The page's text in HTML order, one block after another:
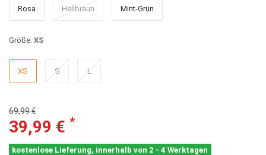
Rosa Hellbraun Mint-Grün
Größe: XS
XS S L
69,99 €
39,99 € *
kostenlose Lieferung, innerhalb von 2 - 4 Werktagen